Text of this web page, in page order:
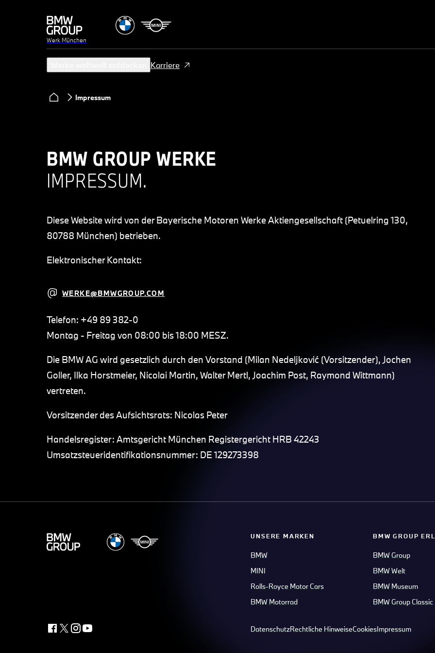
Werk München
Karriere
Impressum
BMW GROUP WERKE
IMPRESSUM.
Diese Website wird von der Bayerische Motoren Werke Aktiengesellschaft (Petuelring 130,
80788 München) betrieben.
Elektronischer Kontakt:
WERKE@BMWGROUP.COM
Telefon: +49 89 382-0
Montag - Freitag von 08:00 bis 18:00 MESZ.
Die BMW AG wird gesetzlich durch den Vorstand (Milan Nedeljković (Vorsitzender), Jochen
Goller, Ilka Horstmeier, Nicolai Martin, Walter Mertl, Joachim Post, Raymond Wittmann)
vertreten.
Vorsitzender des Aufsichtsrats: Nicolas Peter
Handelsregister: Amtsgericht München Registergericht HRB 42243
Umsatzsteueridentifikationsnummer: DE 129273398
UNSERE MARKEN
BMW
MINI
Rolls-Royce Motor Cars
BMW Motorrad
BMW GROUP
BMW Group
BMW Welt
BMW Museum
BMW Group Classic
DatenschutzRechtliche HinweiseCookiesImpressum